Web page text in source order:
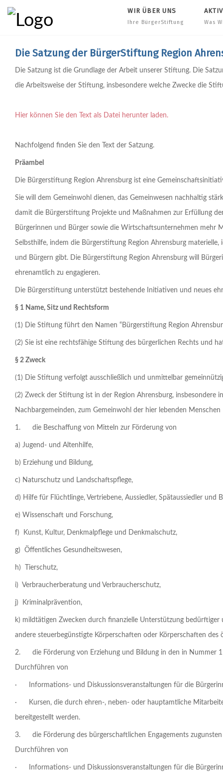
WIR ÜBER UNS
Ihre BürgerStiftung Was
Die Satzung der BürgerStiftung Region
Die Satzung ist die Grundlage der Arbeit unserer Stiftung. Die
die Arbeitsweise der Stiftung, insbesondere welche Zwecke die
Hier können Sie den Text als Datei herunter laden.
Nachfolgend finden Sie den Text der Satzung.
Präambel
Die Bürgerstiftung Region Ahrensburg ist eine
Sie will dem Gemeinwohl dienen, das Gemeinwesen nachhaltig
damit die Bürgerstiftung Projekte und Maßnahmen zur Erfüllung
Bürgerinnen und Bürger sowie die Wirtschaftsunternehmen mehr
Selbsthilfe, indem die Bürgerstiftung Region Ahrensburg
und Bürgern gibt. Die Bürgerstiftung Region Ahrensburg will
ehrenamtlich zu engagieren.
Die Bürgerstiftung unterstützt bestehende Initiativen und neues
§ 1 Name, Sitz und Rechtsform
(1) Die Stiftung führt den Namen “Bürgerstiftung Region
(2) Sie ist eine rechtsfähige Stiftung des bürgerlichen Rechts und
§ 2 Zweck
(1) Die Stiftung verfolgt ausschließlich und unmittelbar
(2) Zweck der Stiftung ist in der Region Ahrensburg, insbesondere
Nachbargemeinden, zum Gemeinwohl der hier lebenden Menschen
1. die Beschaffung von Mitteln zur Förderung von
a) Jugend- und Altenhilfe,
b) Erziehung und Bildung,
c) Naturschutz und Landschaftspflege,
d) Hilfe für Flüchtlinge, Vertriebene, Aussiedler, Spätaussiedler und
e) Wissenschaft und Forschung,
f) Kunst, Kultur, Denkmalpflege und Denkmalschutz,
g) Öffentliches Gesundheitswesen,
h) Tierschutz,
i) Verbraucherberatung und Verbraucherschutz,
j) Kriminalprävention,
k) mildtätigen Zwecken durch finanzielle Unterstützung
andere steuer­begünstigte Körperschaften oder Körperschaften des
2. die Förderung von Erziehung und Bildung in den in Nummer 1
Durchführen von
· Informations- und Diskussionsveranstaltungen für die
· Kursen, die durch ehren-, neben- oder hauptamtliche
bereitgestellt werden.
3. die Förderung des bürgerschaftlichen Engagements
Durchführen von
· Informations- und Diskussionsveranstaltungen für die